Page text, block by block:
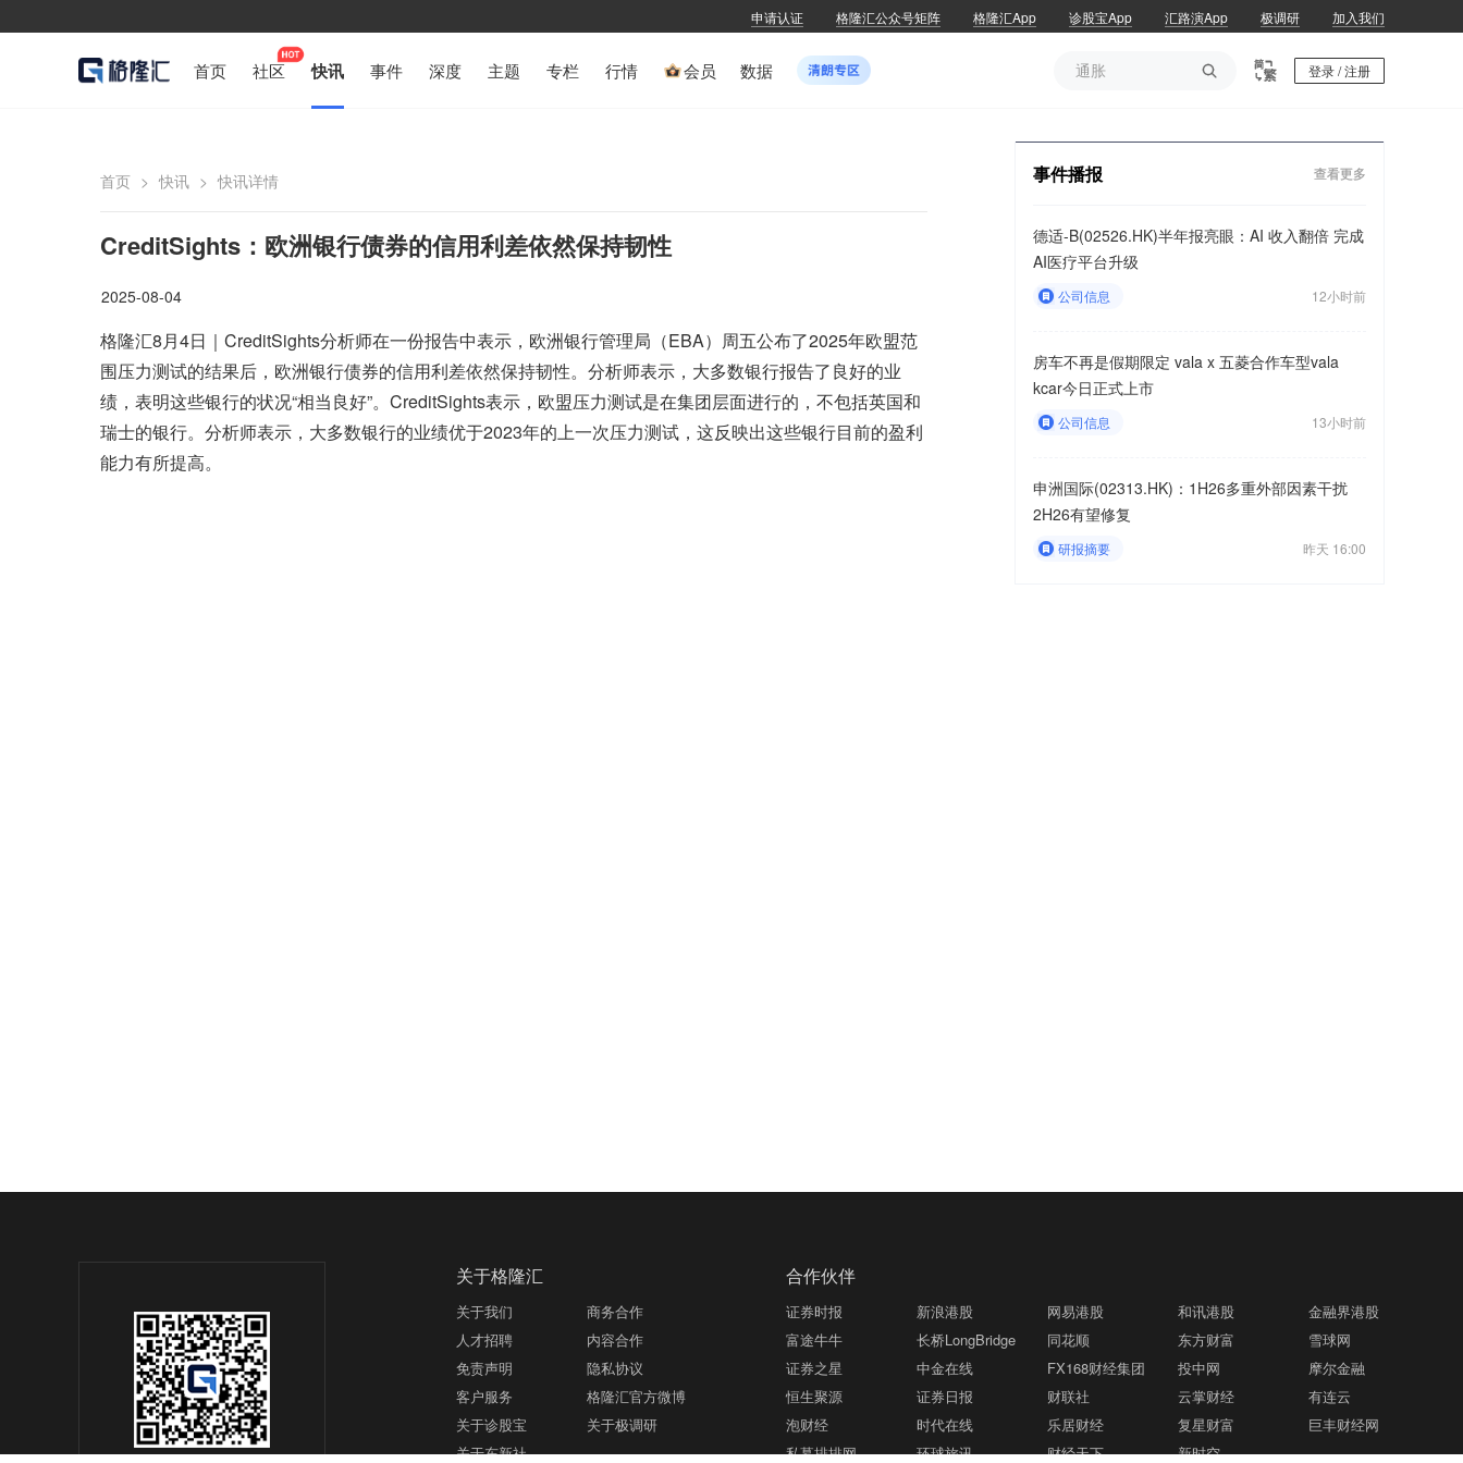
申请认证 格隆汇公众号矩阵 格隆汇App 诊股宝App 汇路演App 极调研 加入我们
首页 社区 快讯 事件 深度 主题 专栏 行情 会员 数据 
通胀
登录 / 注册
首页 > 快讯 > 快讯详情
CreditSights：欧洲银行债券的信用利差依然保持韧性
2025-08-04
格隆汇8月4日｜CreditSights分析师在一份报告中表示，欧洲银行管理局（EBA）周五公布了2025年欧盟范
围压力测试的结果后，欧洲银行债券的信用利差依然保持韧性。分析师表示，大多数银行报告了良好的业
绩，表明这些银行的状况“相当良好”。CreditSights表示，欧盟压力测试是在集团层面进行的，不包括英国和
瑞士的银行。分析师表示，大多数银行的业绩优于2023年的上一次压力测试，这反映出这些银行目前的盈利
能力有所提高。
事件播报 查看更多
德适-B(02526.HK)半年报亮眼：AI 收入翻倍 完成
AI医疗平台升级
公司信息 12小时前
房车不再是假期限定 vala x 五菱合作车型vala
kcar今日正式上市
公司信息 13小时前
申洲国际(02313.HK)：1H26多重外部因素干扰
2H26有望修复
研报摘要 昨天 16:00
关于格隆汇
关于我们
商务合作
人才招聘
内容合作
免责声明
隐私协议
客户服务
格隆汇官方微博
关于诊股宝
关于极调研
关于东新社
合作伙伴
证券时报 新浪港股 网易港股 和讯港股
金融界港股
富途牛牛
长桥LongBridge 同花顺 东方财富
雪球网
证券之星
中金在线 FX168财经集团 投中网
摩尔金融
恒生聚源
证券日报 财联社 云掌财经
有连云
泡财经
时代在线 乐居财经 复星财富
巨丰财经网
私募排排网
环球旅讯 财经天下 新时空